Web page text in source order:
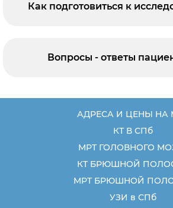
Как подготовиться к
Вопросы - ответы
АДРЕСА И ЦЕНЫ НА
КТ В СПб
МРТ ГОЛОВНОГО
КТ БРЮШНОЙ
МРТ БРЮШНОЙ
УЗИ в СПб